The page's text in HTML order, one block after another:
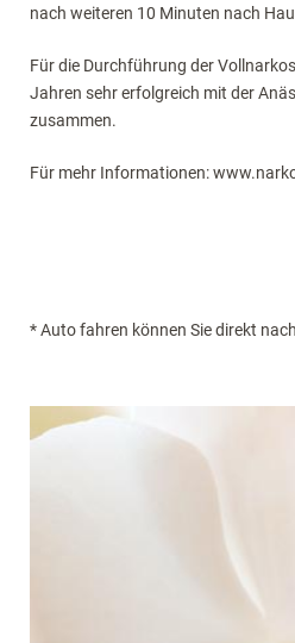
nach weiteren 10 Minuten nach
Für die Durchführung der
Jahren sehr erfolgreich mit der
zusammen.
Für mehr Informationen:
* Auto fahren können Sie direkt